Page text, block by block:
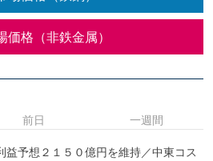
価格（非鉄金属）
益予想２１５０億円を維持／中東コス
前日 一週間